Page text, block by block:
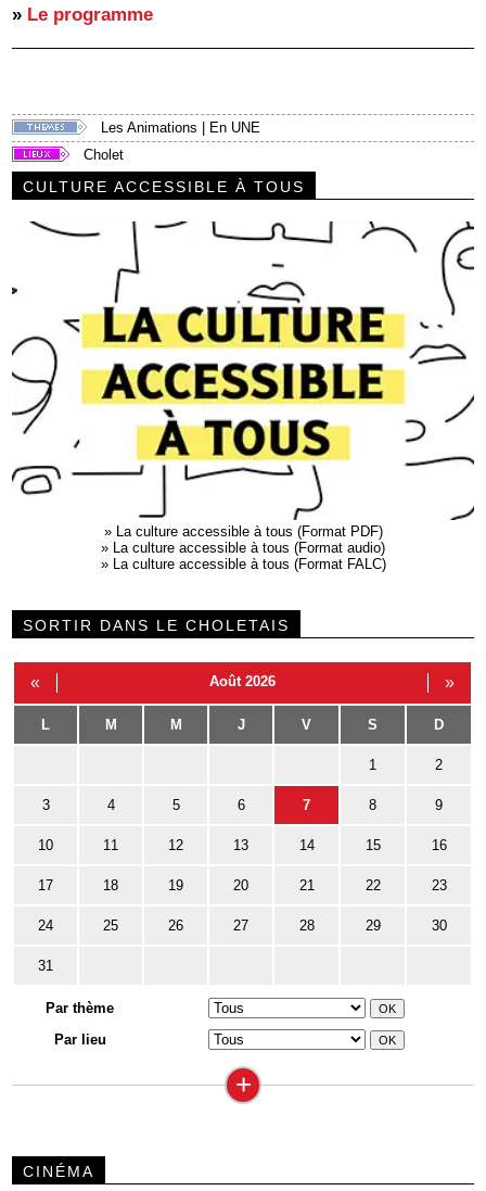
» Le programme
Les Animations
En UNE
Cholet
CULTURE ACCESSIBLE À TOUS
»
La culture accessible à tous (Format PDF)
»
La culture accessible à tous (Format audio)
»
La culture accessible à tous (Format FALC)
SORTIR DANS LE CHOLETAIS
« Août 2026 »
L M M J V S D
1 2
3 4 5 6 7 8 9
10 11 12 13 14 15 16
17 18 19 20 21 22 23
24 25 26 27 28 29 30
31
Par thème
Par lieu
+
CINÉMA